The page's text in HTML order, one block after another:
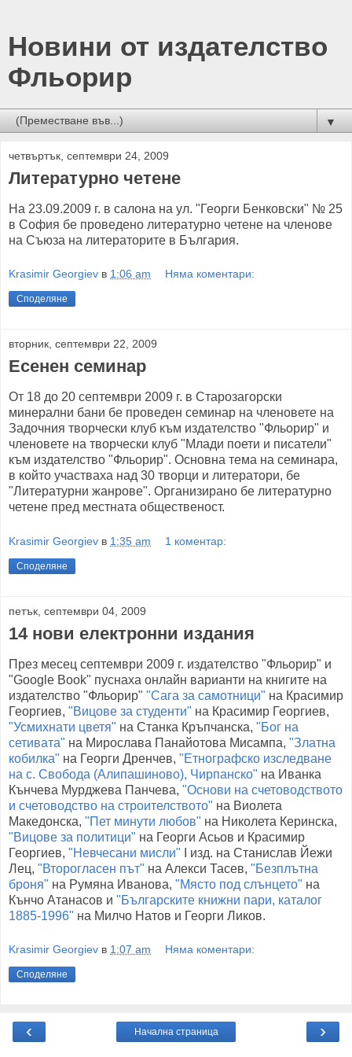
Новини от издателство
Фльорир
▼
четвъртък, септември 24, 2009
Литературно четене
На 23.09.2009 г. в салона на ул. "Георги Бенковски" № 25
в София бе проведено литературно четене на членове
на Съюза на литераторите в България.
Krasimir Georgiev в 1:06 am Няма коментари:
Споделяне
вторник, септември 22, 2009
Есенен семинар
От 18 до 20 септември 2009 г. в Старозагорски
минерални бани бе проведен семинар на членовете на
Задочния творчески клуб към издателство "Фльорир" и
членовете на творчески клуб "Млади поети и писатели"
към издателство "Фльорир". Основна тема на семинара,
в който участваха над 30 творци и литератори, бе
"Литературни жанрове". Организирано бе литературно
четене пред местната общественост.
Krasimir Georgiev в 1:35 am 1 коментар:
Споделяне
петък, септември 04, 2009
14 нови електронни издания
През месец септември 2009 г. издателство "Фльорир" и
"Google Book" пуснаха онлайн варианти на книгите на
издателство "Фльорир" "Сага за самотници" на Красимир
Георгиев, "Вицове за студенти" на Красимир Георгиев,
"Усмихнати цветя" на Станка Кръпчанска, "Бог на
сетивата" на Мирослава Панайотова Мисампа, "Златна
кобилка" на Георги Дренчев, "Етнографско изследване
на с. Свобода (Алипашиново), Чирпанско" на Иванка
Кънчева Мурджева Панчева, "Основи на счетоводството
и счетоводство на строителството" на Виолета
Македонска, "Пет минути любов" на Николета Керинска,
"Вицове за политици" на Георги Асьов и Красимир
Георгиев, "Невчесани мисли" І изд. на Станислав Йежи
Лец, "Второгласен път" на Алекси Тасев, "Безплътна
броня" на Румяна Иванова, "Място под слънцето" на
Кънчо Атанасов и "Българските книжни пари, каталог
1885-1996" на Милчо Натов и Георги Ликов.
Krasimir Georgiev в 1:07 am Няма коментари:
Споделяне
‹ ›
Начална страница